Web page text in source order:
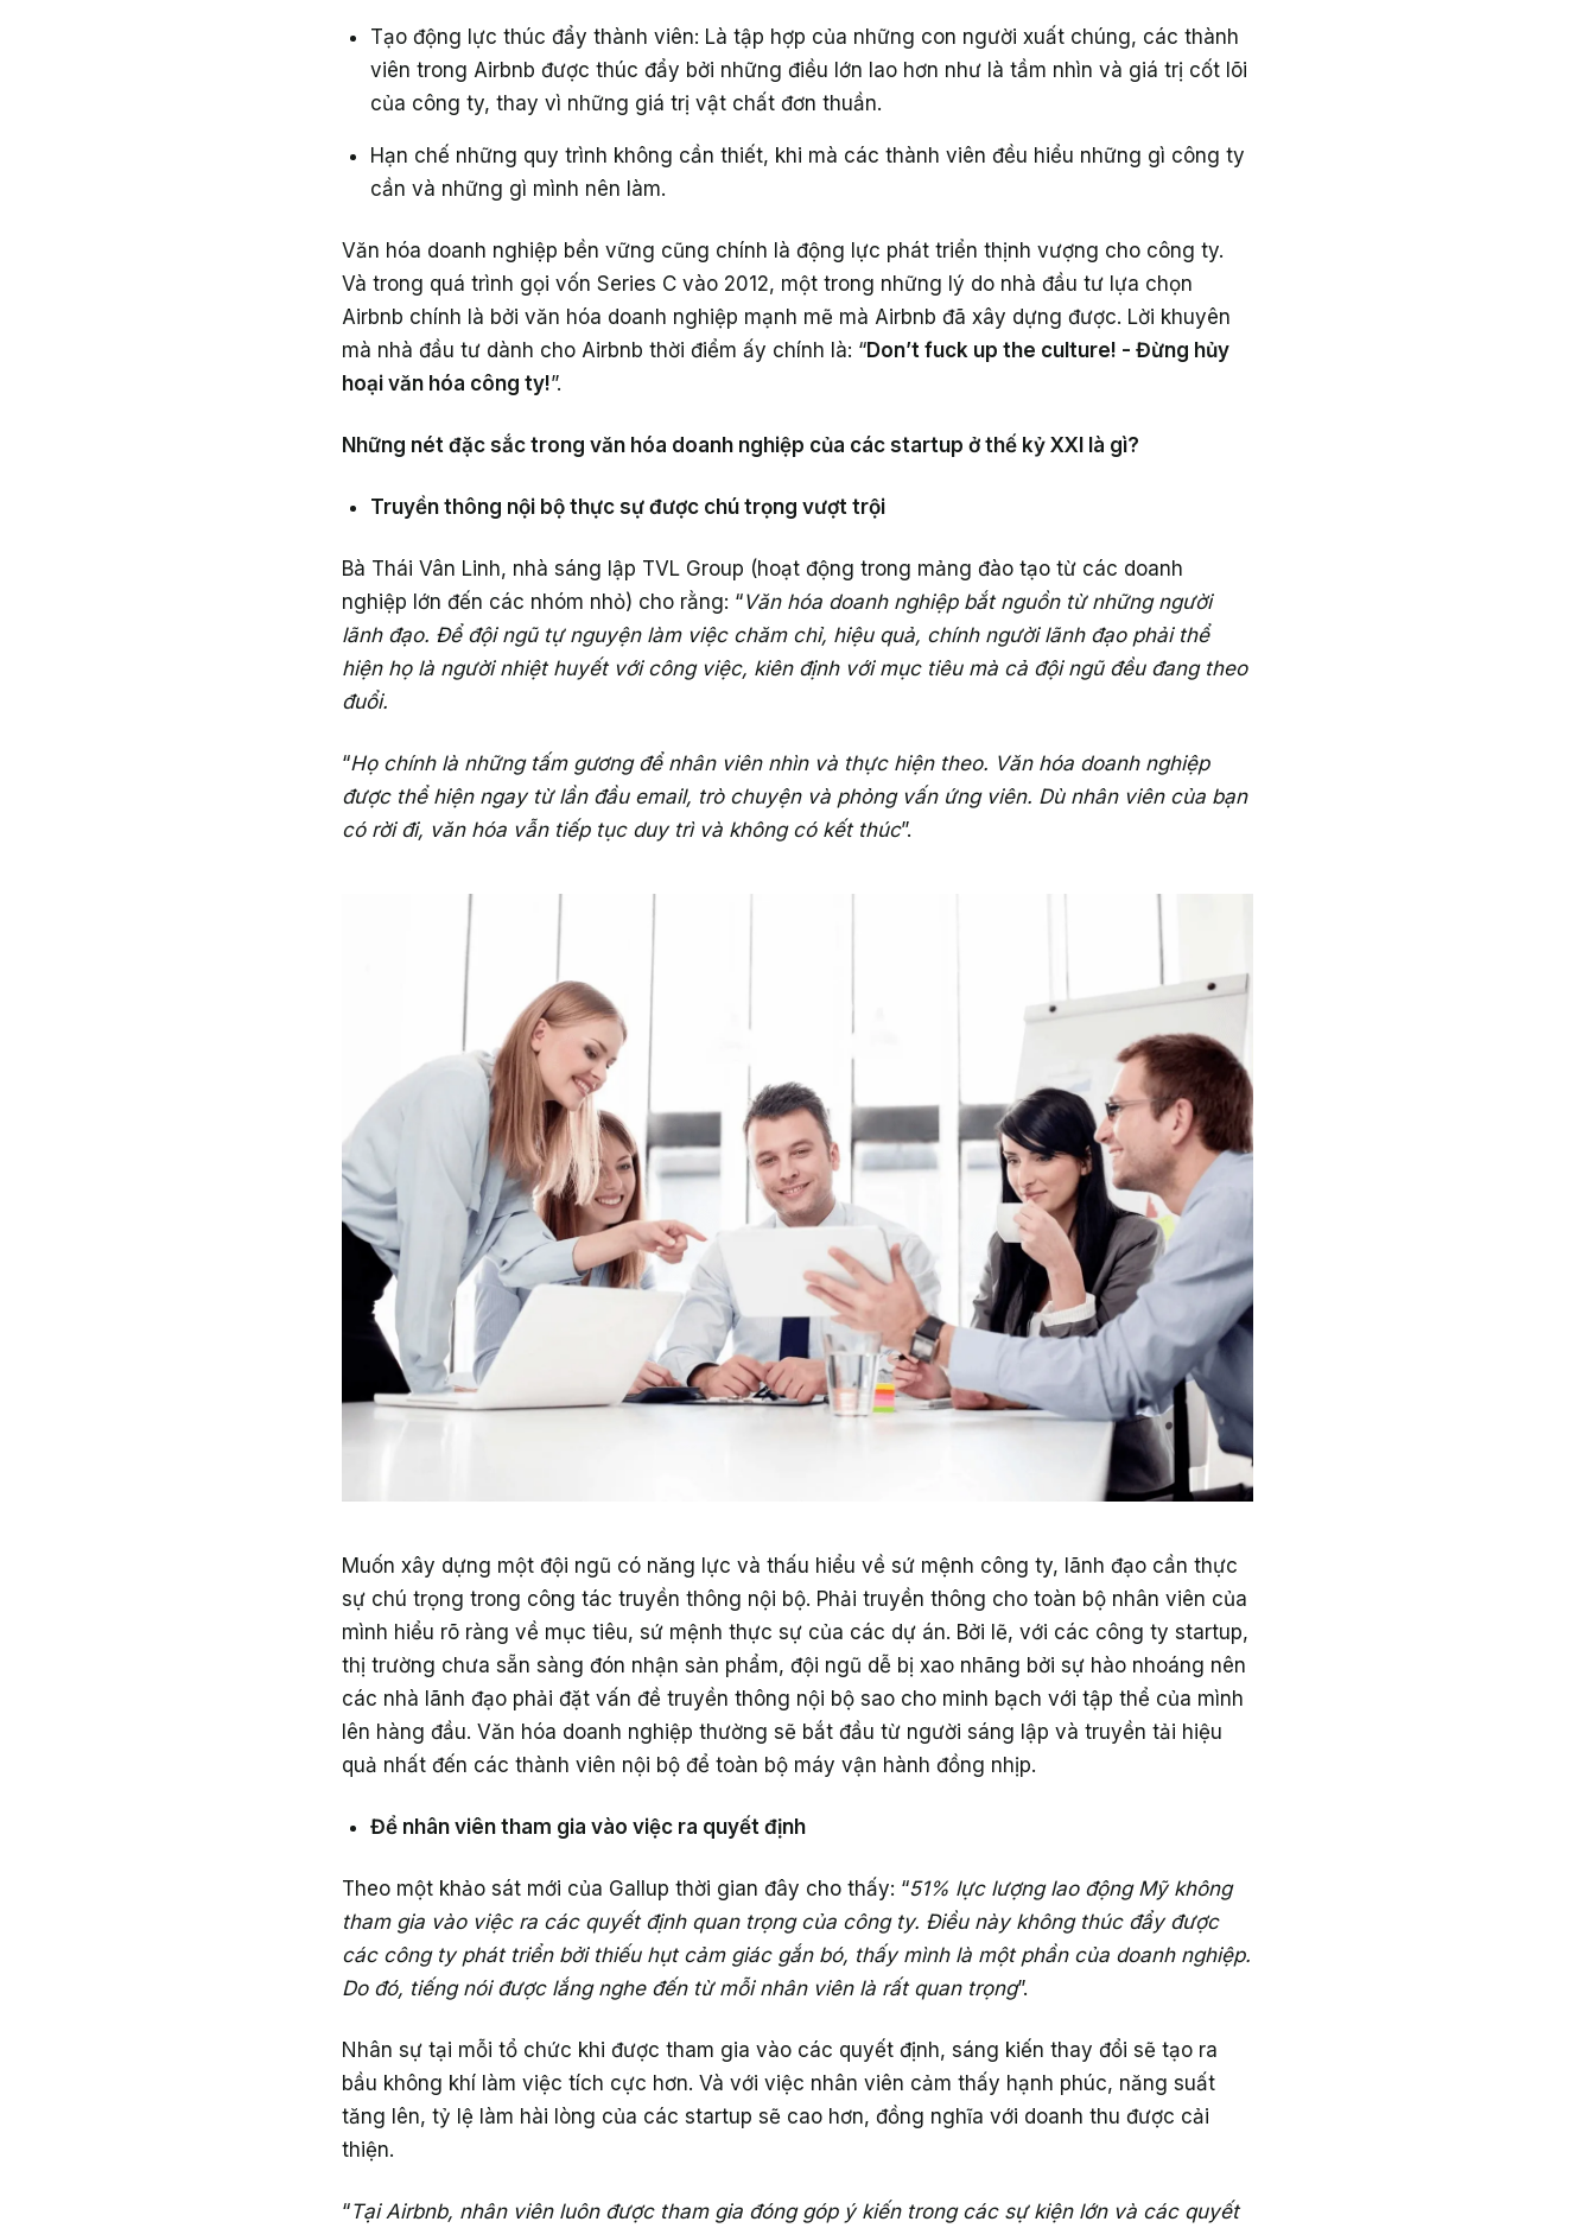
Tạo động lực thúc đẩy thành viên: Là tập hợp của những con người xuất chúng, các thành
viên trong Airbnb được thúc đẩy bởi những điều lớn lao hơn như là tầm nhìn và giá trị cốt lõi
của công ty, thay vì những giá trị vật chất đơn thuần.
Hạn chế những quy trình không cần thiết, khi mà các thành viên đều hiểu những gì công ty
cần và những gì mình nên làm.
Văn hóa doanh nghiệp bền vững cũng chính là động lực phát triển thịnh vượng cho công ty.
Và trong quá trình gọi vốn Series C vào 2012, một trong những lý do nhà đầu tư lựa chọn
Airbnb chính là bởi văn hóa doanh nghiệp mạnh mẽ mà Airbnb đã xây dựng được. Lời khuyên
mà nhà đầu tư dành cho Airbnb thời điểm ấy chính là: “Don’t fuck up the culture! - Đừng hủy
hoại văn hóa công ty!”.
Những nét đặc sắc trong văn hóa doanh nghiệp của các startup ở thế kỷ XXI là gì?
Truyền thông nội bộ thực sự được chú trọng vượt trội
Bà Thái Vân Linh, nhà sáng lập TVL Group (hoạt động trong mảng đào tạo từ các doanh
nghiệp lớn đến các nhóm nhỏ) cho rằng: “Văn hóa doanh nghiệp bắt nguồn từ những người
lãnh đạo. Để đội ngũ tự nguyện làm việc chăm chỉ, hiệu quả, chính người lãnh đạo phải thể
hiện họ là người nhiệt huyết với công việc, kiên định với mục tiêu mà cả đội ngũ đều đang theo
đuổi.
“Họ chính là những tấm gương để nhân viên nhìn và thực hiện theo. Văn hóa doanh nghiệp
được thể hiện ngay từ lần đầu email, trò chuyện và phỏng vấn ứng viên. Dù nhân viên của bạn
có rời đi, văn hóa vẫn tiếp tục duy trì và không có kết thúc”.
Muốn xây dựng một đội ngũ có năng lực và thấu hiểu về sứ mệnh công ty, lãnh đạo cần thực
sự chú trọng trong công tác truyền thông nội bộ. Phải truyền thông cho toàn bộ nhân viên của
mình hiểu rõ ràng về mục tiêu, sứ mệnh thực sự của các dự án. Bởi lẽ, với các công ty startup,
thị trường chưa sẵn sàng đón nhận sản phẩm, đội ngũ dễ bị xao nhãng bởi sự hào nhoáng nên
các nhà lãnh đạo phải đặt vấn đề truyền thông nội bộ sao cho minh bạch với tập thể của mình
lên hàng đầu. Văn hóa doanh nghiệp thường sẽ bắt đầu từ người sáng lập và truyền tải hiệu
quả nhất đến các thành viên nội bộ để toàn bộ máy vận hành đồng nhịp.
Để nhân viên tham gia vào việc ra quyết định
Theo một khảo sát mới của Gallup thời gian đây cho thấy: “51% lực lượng lao động Mỹ không
tham gia vào việc ra các quyết định quan trọng của công ty. Điều này không thúc đẩy được
các công ty phát triển bởi thiếu hụt cảm giác gắn bó, thấy mình là một phần của doanh nghiệp.
Do đó, tiếng nói được lắng nghe đến từ mỗi nhân viên là rất quan trọng”.
Nhân sự tại mỗi tổ chức khi được tham gia vào các quyết định, sáng kiến thay đổi sẽ tạo ra
bầu không khí làm việc tích cực hơn. Và với việc nhân viên cảm thấy hạnh phúc, năng suất
tăng lên, tỷ lệ làm hài lòng của các startup sẽ cao hơn, đồng nghĩa với doanh thu được cải
thiện.
“Tại Airbnb, nhân viên luôn được tham gia đóng góp ý kiến trong các sự kiện lớn và các quyết